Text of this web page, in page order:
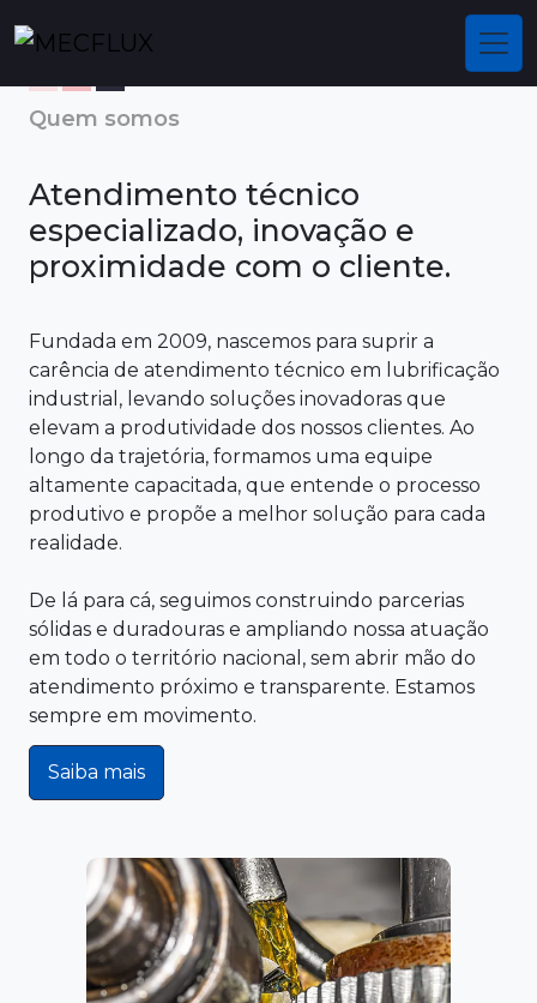
Quem somos
Atendimento técnico
especializado, inovação e
proximidade com o cliente.
Fundada em 2009, nascemos para suprir a
carência de atendimento técnico em lubrificação
industrial, levando soluções inovadoras que
elevam a produtividade dos nossos clientes. Ao
longo da trajetória, formamos uma equipe
altamente capacitada, que entende o processo
produtivo e propõe a melhor solução para cada
realidade.
De lá para cá, seguimos construindo parcerias
sólidas e duradouras e ampliando nossa atuação
em todo o território nacional, sem abrir mão do
atendimento próximo e transparente. Estamos
sempre em movimento.
Saiba mais